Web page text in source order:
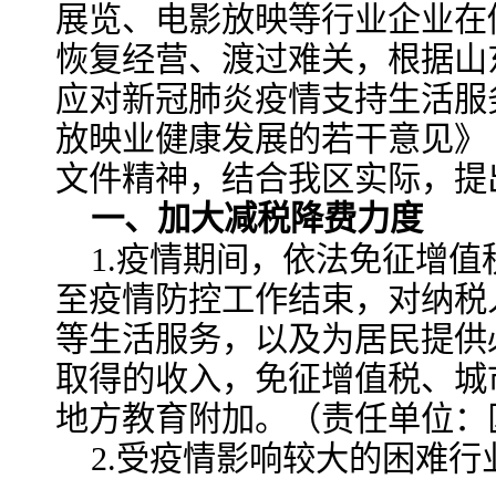
展览、电影放映等行业企业
恢复经营、渡过难关，根据
应对新冠肺炎疫情支持生活
放映业健康发展的若干意见
文件精神，结合我区实际，
一、加大减税降费力度
1.疫情期间，依法免征增值
至疫情防控工作结束，对纳
等生活服务，以及为居民提
取得的收入，免征增值税、
地方教育附加。（责任单位
2.受疫情影响较大的困难行